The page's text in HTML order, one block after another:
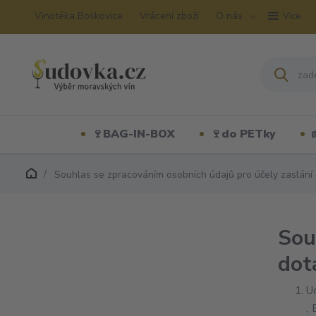
Vinotéka Boskovice Vrácení zboží O nás Více
🍷BAG-IN-BOX 🍷do PETky
Souhlas se zpracováním osobních údajů pro účely
,